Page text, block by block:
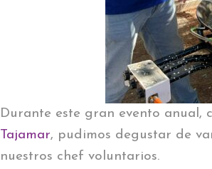
Durante este gran evento anual,
Tajamar, pudimos degustar de
nuestros chef voluntarios.